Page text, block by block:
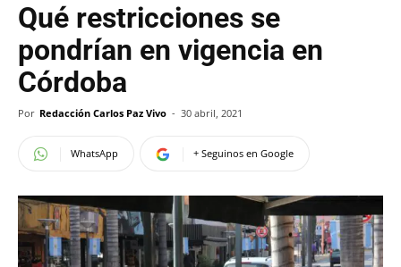
Qué restricciones se
pondrían en vigencia en
Córdoba
Por Redacción Carlos Paz Vivo - 30 abril, 2021
WhatsApp + Seguinos en Google